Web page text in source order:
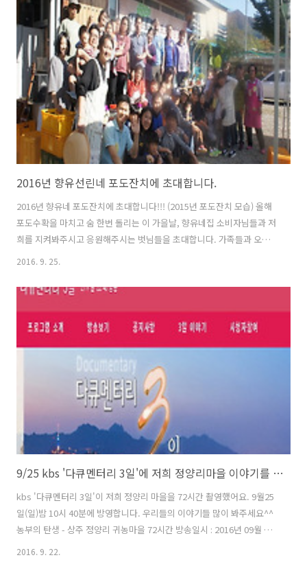
발합니다. 차량은 카풀로 삼삼오오 움직이겠습니다. 누구나 신청가능합
니다. 회비는 어른 5,000원 (아이,학생 무료) 사전 신청 꼭 필요하니 댓글
로 신청해주세요. (예-홍길동:어른2/아이1) 일정안내- 1. 상주 낙동 승곡
마을 - 마을아낙들과 바리스타가 운영하는 마을카페 이야기 - 함께..
2016년 향유선린네 포도잔치에 초대합니다.
2016년 향유네 포도잔치에 초대합니다!!! (2015년 포도잔치 모습) 올해
포도수확을 마치고 숨 한번 돌리는 이 가을날, 향유네집 소비자님들과 저
희를 지켜봐주시고 응원해주시는 벗님들을 초대합니다. 가족들과 오셔
서 함께 향유네가 한해 어떻게 살았나 이야기도 들어보시고, 함께 식사도
2016년 10월 8일 오전 11시30분 어디: 향유네집 마당과 포도밭일대 (경
유기농 점심식사와 새참을 준비하겠습니다. * 포도주용 유기농포도 4키
로(가족),2키로(개인) 드림/ 유기농설탕 드림 * 유기농 포도쨈 즉석 제조
1병씩 드림 * 저희 향유네 생산품들을 에누리된 가격으로..
2016. 9. 25.
9/25 kbs '다큐멘터리 3일'에 저희 정양리마을 이야기를 담았습니다
kbs '다큐멘터리 3일'이 저희 정양리 마을을 72시간 촬영했어요. 9월25
일(일)밤 10시 40분에 방영합니다. 우리들의 이야기들 많이 봐주세요^^
농부의 탄생 - 상주 정양리 귀농마을 72시간 방송일시 : 2016년 09월 25
2016. 9. 22.